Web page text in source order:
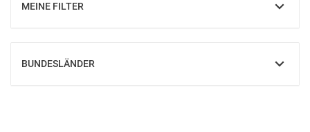
MEINE FILTER
EINBLENDEN
BUNDESLÄNDER
EINBLENDEN